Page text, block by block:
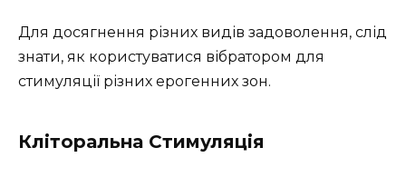
Для досягнення різних видів задоволення, слід
знати, як користуватися вібратором для
стимуляції різних ерогенних зон.
Кліторальна Стимуляція